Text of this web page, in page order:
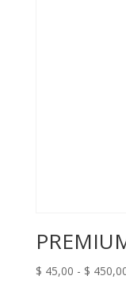
$ 45,00 - $